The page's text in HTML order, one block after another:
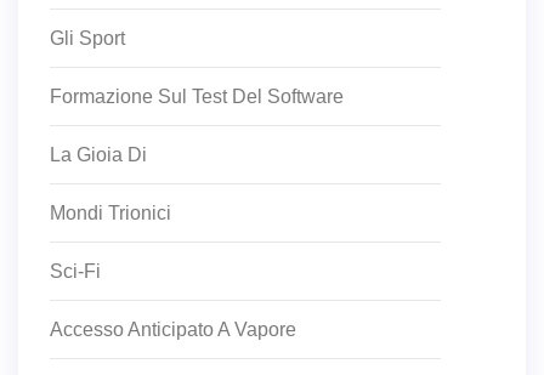
Gli Sport
Formazione Sul Test Del Software
La Gioia Di
Mondi Trionici
Sci-Fi
Accesso Anticipato A Vapore